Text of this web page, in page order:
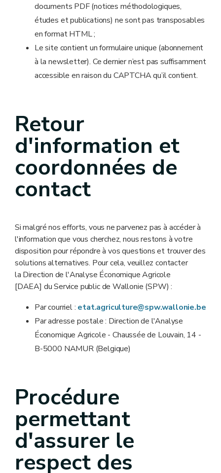
documents PDF (notices méthodologiques,
études et publications) ne sont pas transposables
en format HTML ;
Le site contient un formulaire unique (abonnement
à la newsletter). Ce dernier n’est pas suffisamment
accessible en raison du CAPTCHA qu’il contient.
Retour
d'information et
coordonnées de
contact
Si malgré nos efforts, vous ne parvenez pas à accéder à
l'information que vous cherchez, nous restons à votre
disposition pour répondre à vos questions et trouver des
solutions alternatives. Pour cela, veuillez contacter
la Direction de l'Analyse Économique Agricole
[DAEA] du Service public de Wallonie (SPW) :
Par courriel : etat.agriculture@spw.wallonie.be
Par adresse postale : Direction de l'Analyse
Économique Agricole - Chaussée de Louvain, 14 -
B-5000 NAMUR (Belgique)
Procédure
permettant
d'assurer le
respect des